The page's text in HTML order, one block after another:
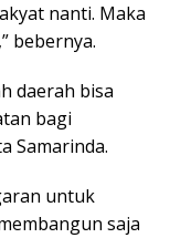
nanti. Maka
bebernya.
daerah bisa
bagi
Samarinda.
untuk
saja